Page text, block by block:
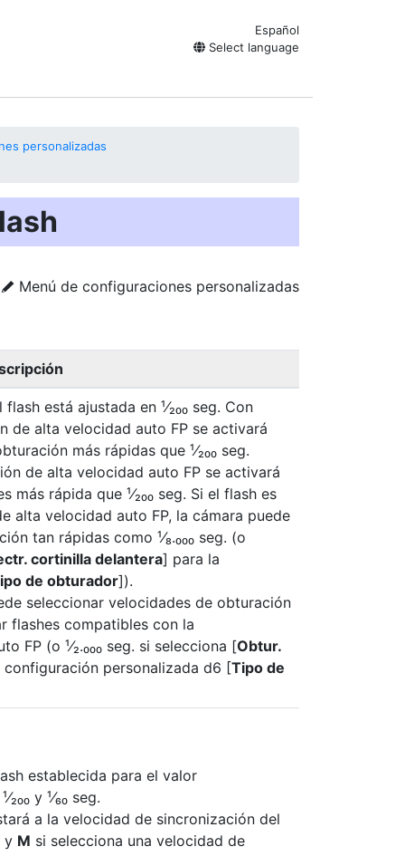
Español
Select language
personalizadas
A Menú de configuraciones personalizadas
está ajustada en ¹⁄₂₀₀ seg. Con
de alta velocidad auto FP se activará
más rápidas que ¹⁄₂₀₀ seg.
de alta velocidad auto FP se activará
rápida que ¹⁄₂₀₀ seg. Si el flash es
alta velocidad auto FP, la cámara puede
tan rápidas como ¹⁄₈.₀₀₀ seg. (o
cortinilla delantera] para la
de obturador]).
seleccionar velocidades de obturación
flashes compatibles con la
FP (o ¹⁄₂.₀₀₀ seg. si selecciona [Obtur.
configuración personalizada d6 [Tipo de
establecida para el valor
y ¹⁄₆₀ seg.
a la velocidad de sincronización del
y M si selecciona una velocidad de